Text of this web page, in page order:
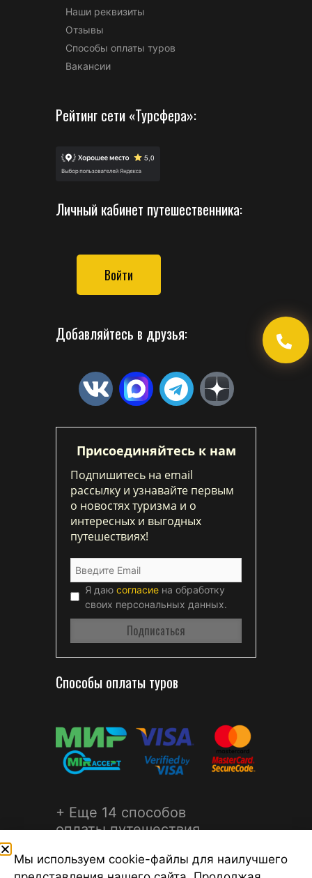
Наши реквизиты
Отзывы
Способы оплаты туров
Вакансии
Рейтинг сети «Турсфера»:
Личный кабинет путешественника:
Войти
Добавляйтесь в друзья:
Присоединяйтесь к нам
Подпишитесь на email
рассылку и узнавайте первым
о новостях туризма и о
интересных и выгодных
путешествиях!
Я даю согласие на обработку
своих персональных данных.
Способы оплаты туров
+ Еще 14 способов
оплаты путешествия
Мы используем cookie-файлы для наилучшего